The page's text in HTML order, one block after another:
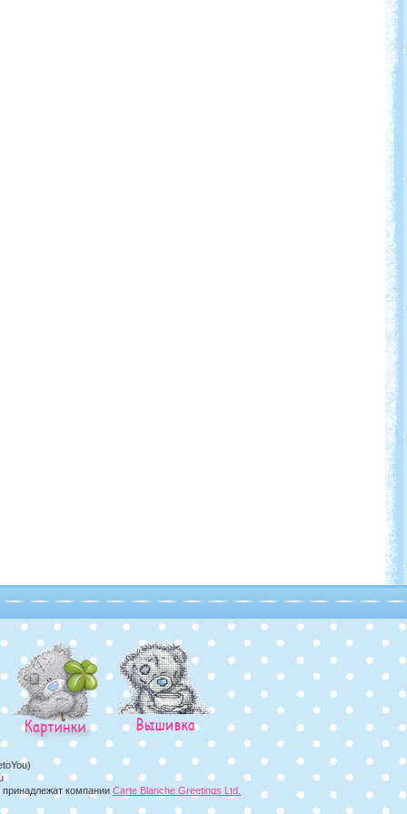
компании Carte Blanche Greetings Ltd.